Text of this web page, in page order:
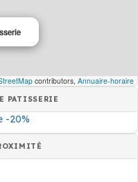
contributors, Annuaire-horaire
PATISSERIE
-20%